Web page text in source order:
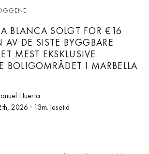
BLANCA SOLGT FOR €16
DE SISTE BYGGBARE
MEST EKSKLUSIVE
BOLIGOMRÅDET I MARBELLA
Huerta
2026 · 13m. lesetid